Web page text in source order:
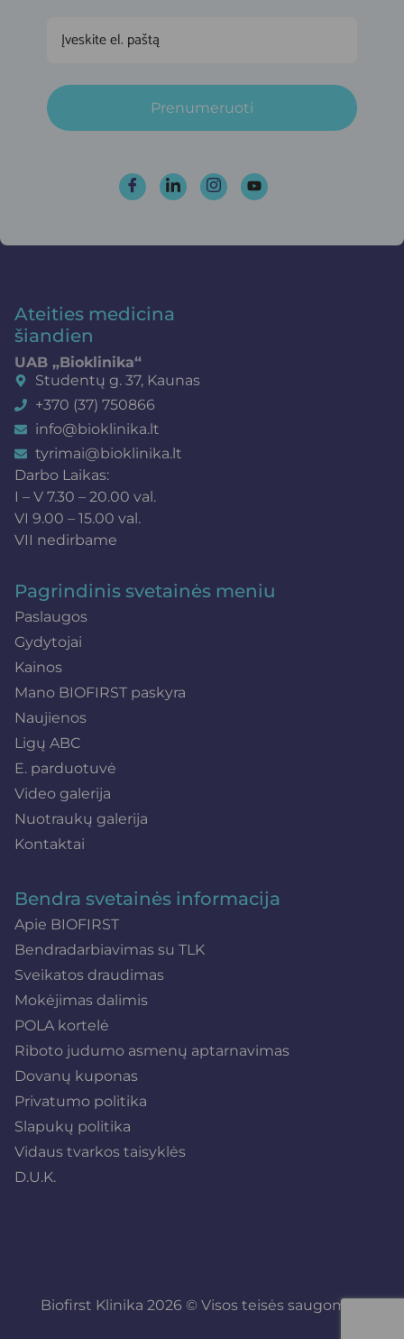
Prenumeruoti
Ateities medicina
šiandien
UAB „Bioklinika“
Studentų g. 37, Kaunas
+370 (37) 750866
info@bioklinika.lt
tyrimai@bioklinika.lt
Darbo Laikas:
I – V 7.30 – 20.00 val.
VI 9.00 – 15.00 val.
VII nedirbame
Pagrindinis svetainės meniu
Paslaugos
Gydytojai
Kainos
Mano BIOFIRST paskyra
Naujienos
Ligų ABC
E. parduotuvė
Video galerija
Nuotraukų galerija
Kontaktai
Bendra svetainės informacija
Apie BIOFIRST
Bendradarbiavimas su TLK
Sveikatos draudimas
Mokėjimas dalimis
POLA kortelė
Riboto judumo asmenų aptarnavimas
Dovanų kuponas
Privatumo politika
Slapukų politika
Vidaus tvarkos taisyklės
D.U.K.
Biofirst Klinika 2026 © Visos teisės saugomos